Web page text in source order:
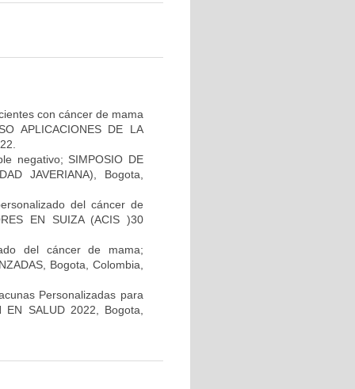
con cáncer de mama
APLICACIONES DE LA
negativo; SIMPOSIO DE
JAVERIANA), Bogota,
del cáncer de
EN SUIZA (ACIS )30
del cáncer de mama;
Bogota, Colombia,
Personalizadas para
SALUD 2022, Bogota,